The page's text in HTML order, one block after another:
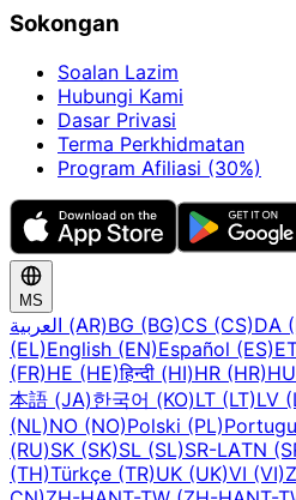
Sokongan
Soalan Lazim
Hubungi Kami
Dasar Privasi
Terma Perkhidmatan
Program Afiliasi (30%)
MS
العربية (AR)BG (BG)CS (CS)DA
(EL)English (EN)Español (ES)
(FR)HE (HE)हिन्दी (HI)HR (HR)
本語 (JA)한국어 (KO)LT (LT)LV
(NL)NO (NO)Polski (PL)
(RU)SK (SK)SL (SL)SR-LATN
(TH)Türkçe (TR)UK (UK)VI (VI)